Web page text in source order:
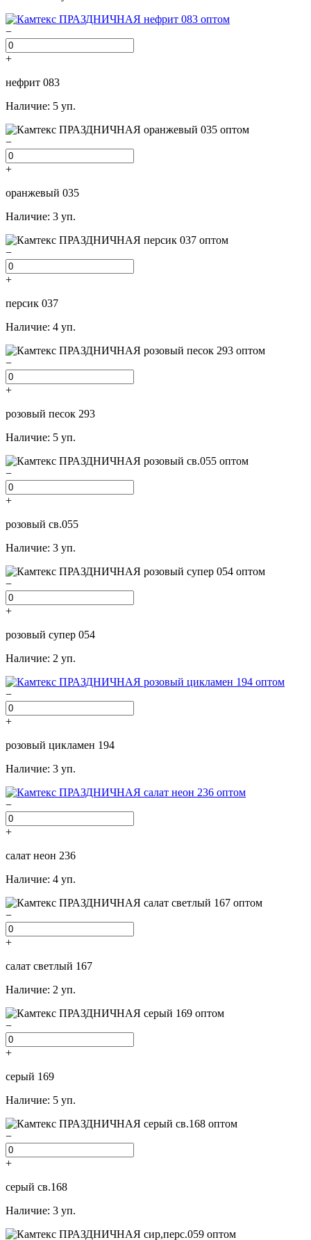
−
+
нефрит 083
Наличие: 5 уп.
−
+
оранжевый 035
Наличие: 3 уп.
−
+
персик 037
Наличие: 4 уп.
−
+
розовый песок 293
Наличие: 5 уп.
−
+
розовый св.055
Наличие: 3 уп.
−
+
розовый супер 054
Наличие: 2 уп.
−
+
розовый цикламен 194
Наличие: 3 уп.
−
+
салат неон 236
Наличие: 4 уп.
−
+
салат светлый 167
Наличие: 2 уп.
−
+
серый 169
Наличие: 5 уп.
−
+
серый св.168
Наличие: 3 уп.